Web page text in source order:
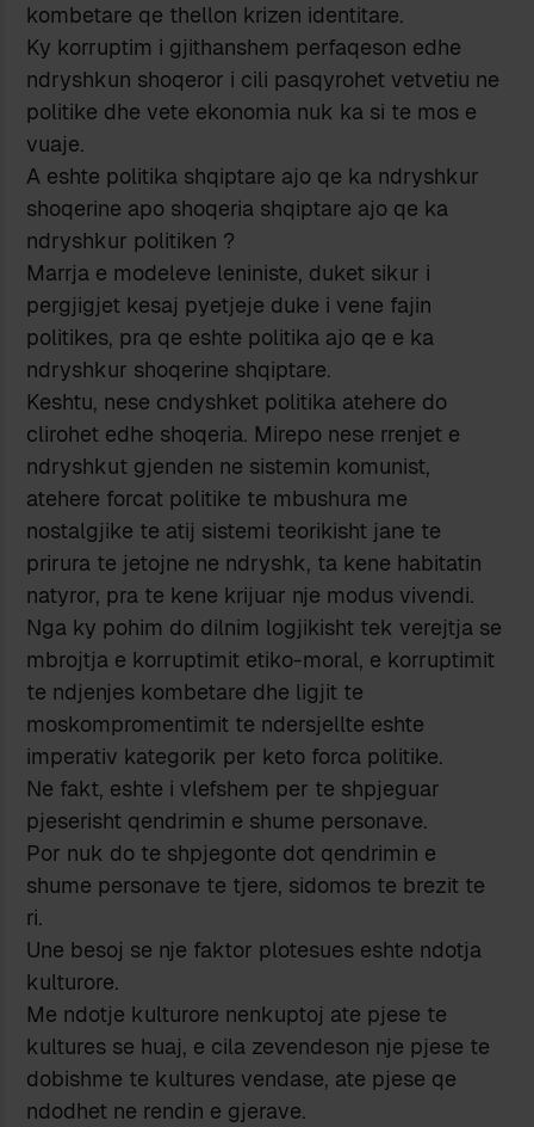
kombetare qe thellon krizen identitare.
Ky korruptim i gjithanshem perfaqeson edhe
ndryshkun shoqeror i cili pasqyrohet vetvetiu ne
politike dhe vete ekonomia nuk ka si te mos e
vuaje.
A eshte politika shqiptare ajo qe ka ndryshkur
shoqerine apo shoqeria shqiptare ajo qe ka
ndryshkur politiken ?
Marrja e modeleve leniniste, duket sikur i
pergjigjet kesaj pyetjeje duke i vene fajin
politikes, pra qe eshte politika ajo qe e ka
ndryshkur shoqerine shqiptare.
Keshtu, nese cndyshket politika atehere do
clirohet edhe shoqeria. Mirepo nese rrenjet e
ndryshkut gjenden ne sistemin komunist,
atehere forcat politike te mbushura me
nostalgjike te atij sistemi teorikisht jane te
prirura te jetojne ne ndryshk, ta kene habitatin
natyror, pra te kene krijuar nje modus vivendi.
Nga ky pohim do dilnim logjikisht tek verejtja se
mbrojtja e korruptimit etiko-moral, e korruptimit
te ndjenjes kombetare dhe ligjit te
moskompromentimit te ndersjellte eshte
imperativ kategorik per keto forca politike.
Ne fakt, eshte i vlefshem per te shpjeguar
pjeserisht qendrimin e shume personave.
Por nuk do te shpjegonte dot qendrimin e
shume personave te tjere, sidomos te brezit te
ri.
Une besoj se nje faktor plotesues eshte ndotja
kulturore.
Me ndotje kulturore nenkuptoj ate pjese te
kultures se huaj, e cila zevendeson nje pjese te
dobishme te kultures vendase, ate pjese qe
ndodhet ne rendin e gjerave.